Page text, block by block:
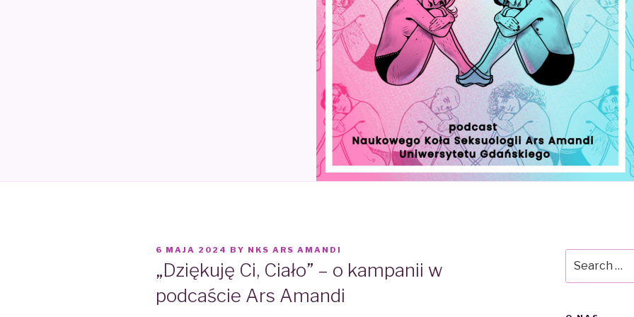
POSTED
ON
6 MAJA 2024 BY NKS ARS AMANDI
„Dziękuję Ci, Ciało” – o kampanii w
podcaście Ars Amandi
for: